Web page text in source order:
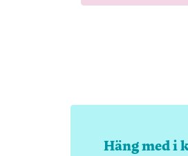
Häng med i